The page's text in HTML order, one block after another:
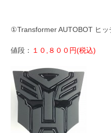
①Transformer AUTOBOT ヒッ
値段： １０,８００円(税込)